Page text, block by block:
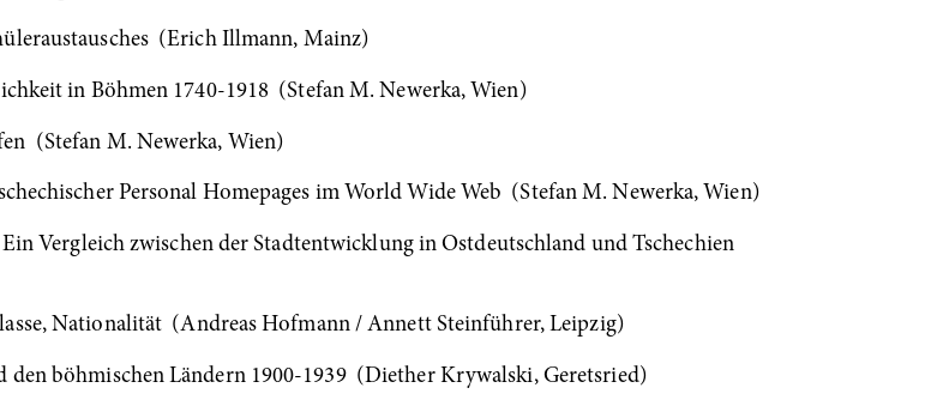
(Erich Illmann, Mainz)
in Böhmen 1740-1918 (Stefan M. Newerka, Wien)
(Stefan M. Newerka, Wien)
Personal Homepages im World Wide Web (Stefan M. Newerka, Wien)
Vergleich zwischen der Stadtentwicklung in Ostdeutschland und Tschechien
Nationalität (Andreas Hofmann / Annett Steinführer, Leipzig)
den böhmischen Ländern 1900-1939 (Diether Krywalski, Geretsried)